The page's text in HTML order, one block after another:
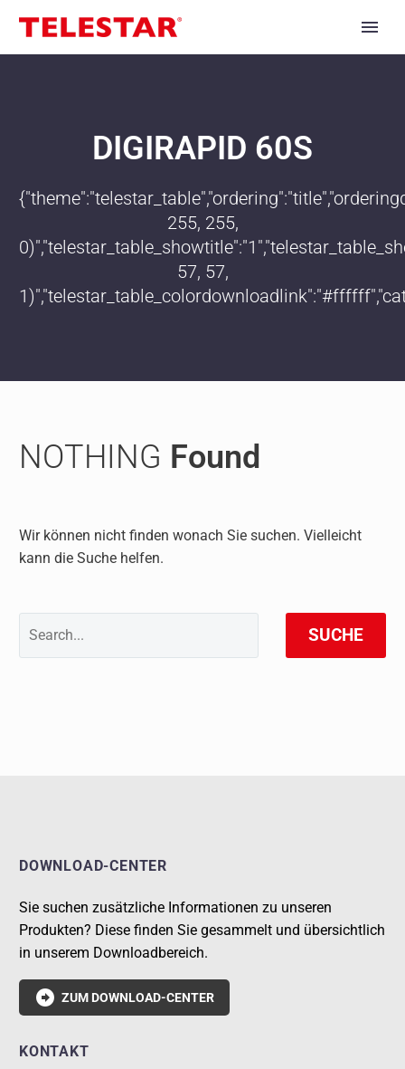
DIGIRAPID 60S
255, 255,
57, 57,
NOTHING Found
Wir können nicht finden wonach Sie suchen. Vielleicht
kann die Suche helfen.
SUCHE
DOWNLOAD-CENTER
Sie suchen zusätzliche Informationen zu unseren
Produkten? Diese finden Sie gesammelt und übersichtlich
in unserem Downloadbereich.
 ZUM DOWNLOAD-CENTER
KONTAKT